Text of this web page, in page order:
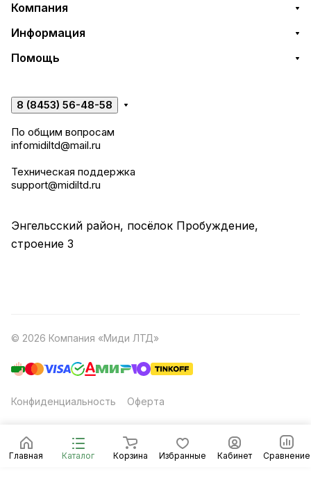
Главная Каталог Корзина Избранные Кабинет Сравнение
Компания
Информация
Помощь
8 (8453) 56-48-58
По общим вопросам
infomidiltd@mail.ru
Техническая поддержка
support@midiltd.ru
Энгельсский район, посёлок Пробуждение,
строение 3
© 2026 Компания «Миди ЛТД»
Конфиденциальность Оферта